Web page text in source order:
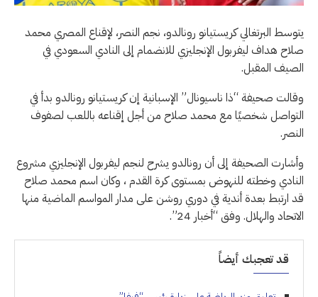
يتوسط البرتغالي كريستيانو رونالدو، نجم النصر، لإقناع المصري محمد
صلاح هداف ليفربول الإنجليزي للانضمام إلى النادي السعودي في
الصيف المقبل.
وقالت صحيفة “ذا ناسيونال” الإسبانية إن كريستيانو رونالدو بدأ في
التواصل شخصيًا مع محمد صلاح من أجل إقناعه باللعب لصفوف
النصر.
وأشارت الصحيفة إلى أن رونالدو يشرح لنجم ليفربول الإنجليزي مشروع
النادي وخطته للنهوض بمستوى كرة القدم ، وكان اسم محمد صلاح
قد ارتبط بعدة أندية في دوري روشن على مدار المواسم الماضية منها
الاتحاد والهلال. وفق “أخبار 24”.
قد تعجبك أيضاً